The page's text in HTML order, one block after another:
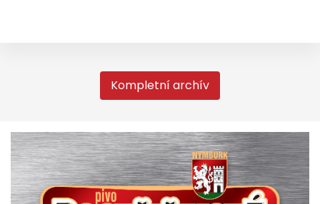
Kompletní archív